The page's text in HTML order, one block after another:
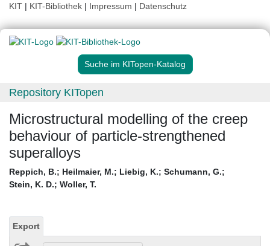
KIT | KIT-Bibliothek | Impressum | Datenschutz
Suche im KITopen-Katalog
Repository KITopen
Microstructural modelling of the creep
behaviour of particle-strengthened
superalloys
Reppich, B.; Heilmaier, M.; Liebig, K.; Schumann, G.;
Stein, K. D.; Woller, T.
Export